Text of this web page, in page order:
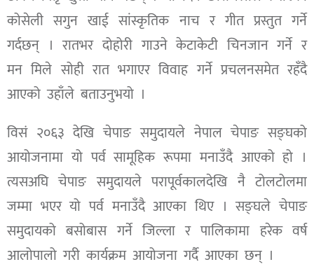
कोसेली सगुन खाई सांस्कृतिक नाच र गीत प्रस्तुत गर्ने
गर्दछन् । रातभर दोहोरी गाउने केटाकेटी चिनजान गर्ने र
मन मिले सोही रात भगाएर विवाह गर्ने प्रचलनसमेत रहँदै
आएको उहाँले बताउनुभयो ।
विसं २०६३ देखि चेपाङ समुदायले नेपाल चेपाङ सङ्घको
आयोजनामा यो पर्व सामूहिक रूपमा मनाउँदै आएको हो ।
त्यसअघि चेपाङ समुदायले परापूर्वकालदेखि नै टोलटोलमा
जम्मा भएर यो पर्व मनाउँदै आएका थिए । सङ्घले चेपाङ
समुदायको बसोबास गर्ने जिल्ला र पालिकामा हरेक वर्ष
आलोपालो गरी कार्यक्रम आयोजना गर्दै आएका छन् ।